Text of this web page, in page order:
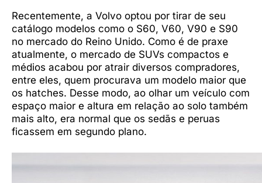
Recentemente, a Volvo optou por tirar de seu
catálogo modelos como o S60, V60, V90 e S90
no mercado do Reino Unido. Como é de praxe
atualmente, o mercado de SUVs compactos e
médios acabou por atrair diversos compradores,
entre eles, quem procurava um modelo maior que
os hatches. Desse modo, ao olhar um veículo com
espaço maior e altura em relação ao solo também
mais alto, era normal que os sedãs e peruas
ficassem em segundo plano.